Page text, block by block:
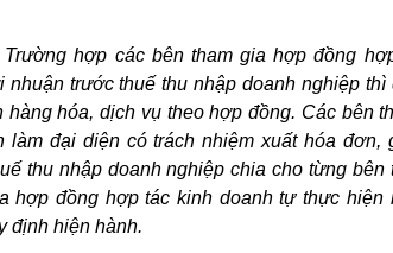
Trường hợp các bên tham gia hợp đồng
nhuận trước thuế thu nhập doanh nghiệp
hàng hóa, dịch vụ theo hợp đồng. Các bên
làm đại diện có trách nhiệm xuất hóa
thu nhập doanh nghiệp chia cho từng
hợp đồng hợp tác kinh doanh tự thực
định hiện hành.